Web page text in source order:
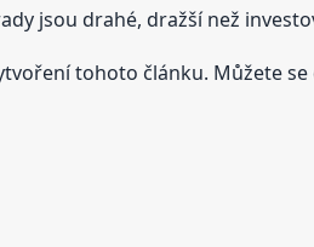
jsou drahé, dražší než
tohoto článku. Můžete